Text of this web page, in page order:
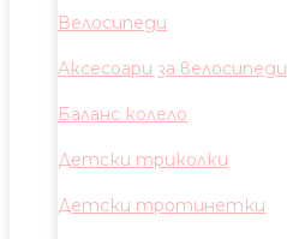
Велосипеди
Аксесоари за велосипеди
Баланс колело
Детски триколки
Детски тротинетки